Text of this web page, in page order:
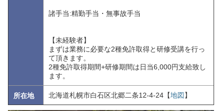
諸手当:精勤手当・無事故手当
【未経験者】
まずは業務に必要な2種免許取得と研修受講を行っ
て頂きます。
2種免許取得期間+研修期間は日当6,000円支給致し
ます。
所在地 北海道札幌市白石区北郷二条12-4-24【地図 】